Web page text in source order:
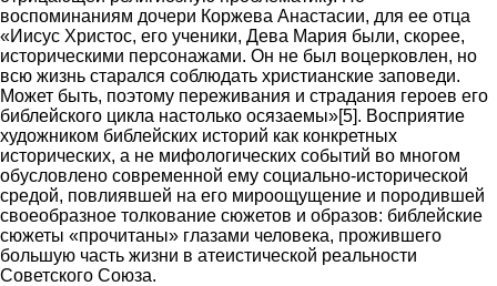
воспоминаниям дочери Коржева Анастасии, для ее отца
«Иисус Христос, его ученики, Дева Мария были, скорее,
историческими персонажами. Он не был воцерковлен, но
всю жизнь старался соблюдать христианские заповеди.
Может быть, поэтому переживания и страдания героев его
библейского цикла настолько осязаемы»[5]. Восприятие
художником библейских историй как конкретных
исторических, а не мифологических событий во многом
обусловлено современной ему социально-исторической
средой, повлиявшей на его мироощущение и породившей
своеобразное толкование сюжетов и образов: библейские
сюжеты «прочитаны» глазами человека, прожившего
большую часть жизни в атеистической реальности
Советского Союза.